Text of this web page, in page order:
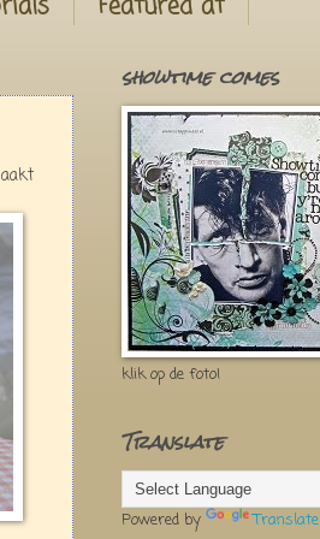
showtime comes
klik op de foto!
Translate
Powered by Translate